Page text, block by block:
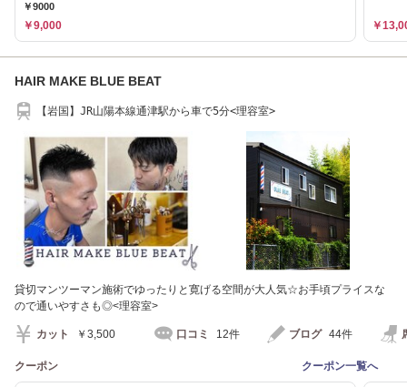
￥9000
￥9,000 ￥
HAIR MAKE BLUE BEAT
【岩国】JR山陽本線通津駅から車で5分<理容室>
貸切マンツーマン施術でゆったりと寛げる空間が大人気☆お手頃プライスな
ので通いやすさも◎<理容室>
カット ￥3,500 口コミ 12件 ブログ 44件
クーポン クーポン一覧へ